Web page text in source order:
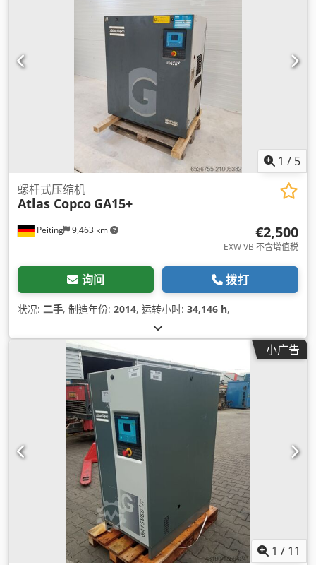
1 / 5
Peiting 9,463 km
螺杆式压缩机
Atlas Copco GA15+
€2,500
EXW VB 不含增值税
询问 拨打
状况: 二手, 制造年份: 2014, 运转小时: 34,146 h,
小广告
1 / 11